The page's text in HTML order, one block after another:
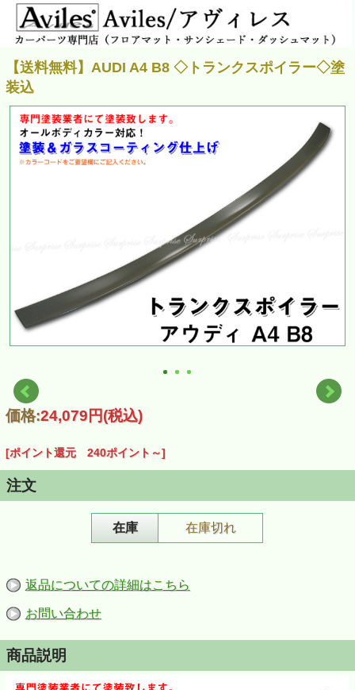
【送料無料】AUDI A4 B8 ◇トランクスポイラー◇塗
装込
価格:24,079円(税込)
[ポイント還元 240ポイント～]
注文
在庫 在庫切れ
返品についての詳細はこちら
お問い合わせ
商品説明